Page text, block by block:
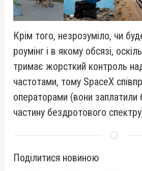
Крім того, незрозуміло, чи
роумінг і в якому обсязі,
тримає жорсткий контроль
частотами, тому SpaceX
операторами (вони заплатили
частину бездротового
Поділитися новиною